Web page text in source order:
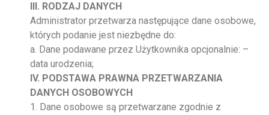
III. RODZAJ DANYCH
Administrator przetwarza następujące dane osobowe,
których podanie jest niezbędne do:
a. Dane podawane przez Użytkownika opcjonalnie: –
data urodzenia;
IV. PODSTAWA PRAWNA PRZETWARZANIA
DANYCH OSOBOWYCH
1. Dane osobowe są przetwarzane zgodnie z